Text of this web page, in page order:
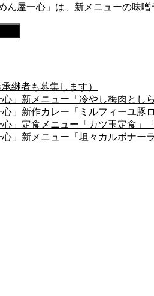
ん屋一心」は、新メニューの味
継者も募集します）
」新メニュー「冷やし梅肉とし
」新作カレー「ミルフィーユ豚
」定食メニュー「カツ玉定食」
」新メニュー「坦々カルボナー